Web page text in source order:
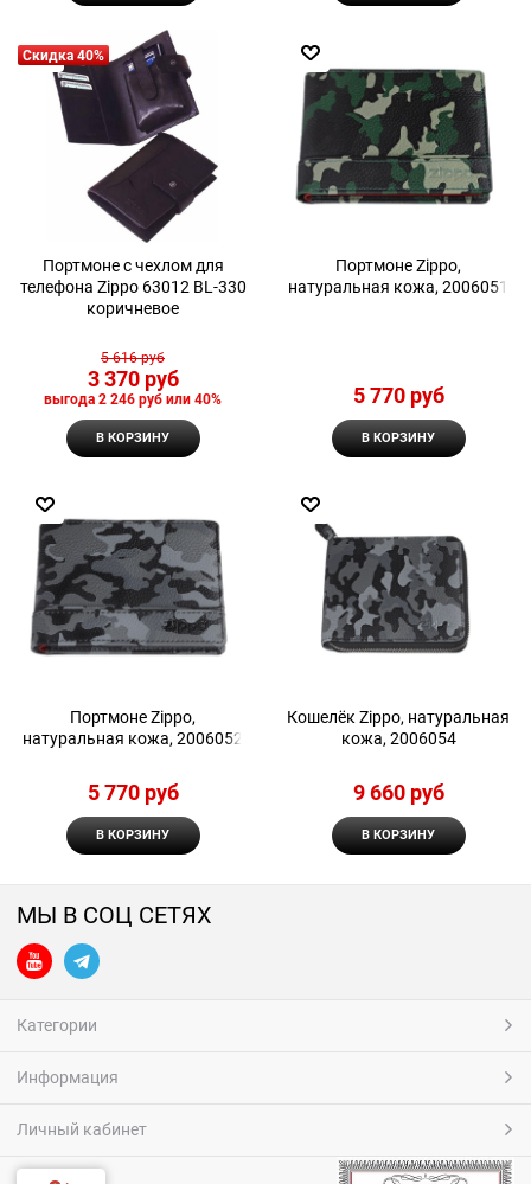
Скидка 40%
Портмоне с чехлом для
телефона Zippo 63012 BL-330
коричневое
5 616 руб
3 370 руб
выгода 2 246 руб или 40%
В КОРЗИНУ
Портмоне Zippo,
натуральная кожа, 2006051
5 770 руб
В КОРЗИНУ
Портмоне Zippo,
натуральная кожа, 2006052
5 770 руб
В КОРЗИНУ
Кошелёк Zippo, натуральная
кожа, 2006054
9 660 руб
В КОРЗИНУ
МЫ В СОЦ СЕТЯХ
Категории
Информация
Личный кабинет